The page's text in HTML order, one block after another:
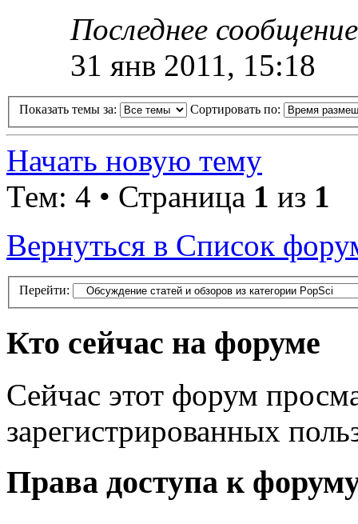
Последнее
31 янв 2011, 15:18
Показать темы за: Сортировать по:
Начать новую тему
Тем: 4 • Страница 1 из 1
Вернуться в Список
Перейти:
Кто сейчас на форуме
Сейчас этот форум
зарегистрированных
Права доступа к